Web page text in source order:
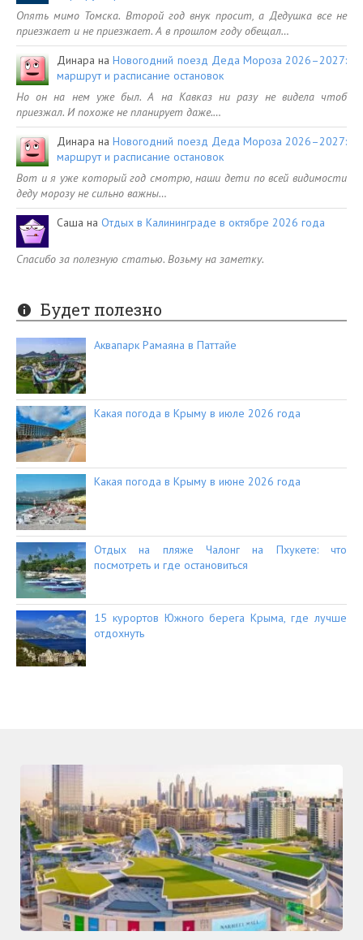
Опять мимо Томска. Второй год внук просит, а Дедушка все не
приезжает и не приезжает. А в прошлом году обещал…
Динара наНовогодний поезд Деда Мороза 2026–2027:
маршрут и расписание остановок
Но он на нем уже был. А на Кавказ ни разу не видела чтоб
приезжал. И похоже не планирует даже.…
Динара наНовогодний поезд Деда Мороза 2026–2027:
маршрут и расписание остановок
Вот и я уже который год смотрю, наши дети по всей видимости
деду морозу не сильно важны…
Саша на Отдых в Калининграде в октябре 2026 года
Спасибо за полезную статью. Возьму на заметку.
Будет полезно
Аквапарк Рамаяна в Паттайе
Какая погода в Крыму в июле 2026 года
Какая погода в Крыму в июне 2026 года
Отдых на пляже Чалонг на Пхукете: что
посмотреть и где остановиться
15 курортов Южного берега Крыма, где лучше
отдохнуть